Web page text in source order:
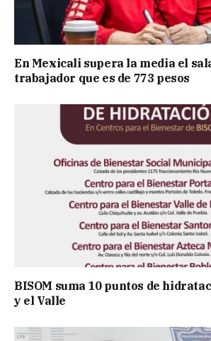
En Mexicali supera la media el
trabajador que es de 773 pesos
BISOM suma 10 puntos de
y el Valle